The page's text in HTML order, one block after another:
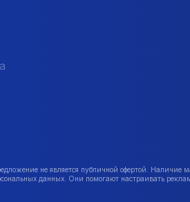
не является публичной офертой. Наличие
данных. Они помогают настраивать